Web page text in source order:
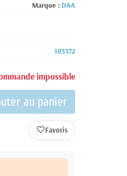
Marque : DAA
103372
impossible
au panier
favorite_border